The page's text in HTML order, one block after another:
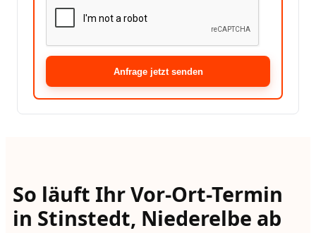
Anfrage jetzt senden
So läuft Ihr Vor-Ort-Termin
in Stinstedt, Niederelbe ab